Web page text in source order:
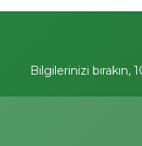
Bilgilerinizi